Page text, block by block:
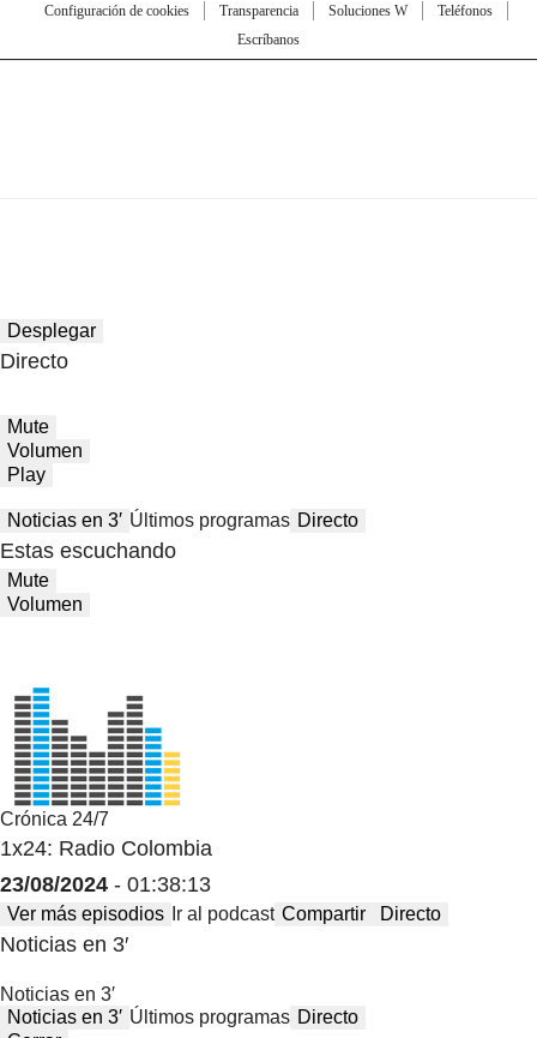
Configuración de cookies
Transparencia Soluciones W
Teléfonos
Escríbanos
Desplegar
Directo
Mute
Volumen
Play
Noticias en 3′ Últimos programas Directo
Estas escuchando
Mute
Volumen
Crónica 24/7
1x24: Radio Colombia
23/08/2024 - 01:38:13
Ver más episodios Ir al podcast Compartir Directo
Noticias en 3′
Noticias en 3′
Noticias en 3′ Últimos programas Directo